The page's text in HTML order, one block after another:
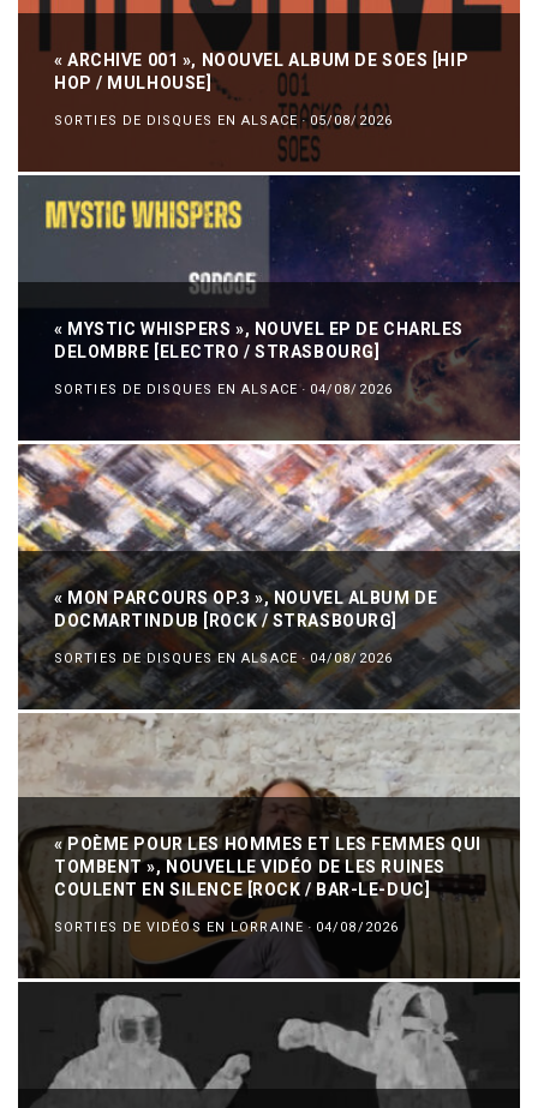
« ARCHIVE 001 », NOOUVEL ALBUM DE SOES [HIP
HOP / MULHOUSE]
SORTIES DE DISQUES EN ALSACE · 05/08/2026
« MYSTIC WHISPERS », NOUVEL EP DE CHARLES
DELOMBRE [ELECTRO / STRASBOURG]
SORTIES DE DISQUES EN ALSACE · 04/08/2026
« MON PARCOURS OP.3 », NOUVEL ALBUM DE
DOCMARTINDUB [ROCK / STRASBOURG]
SORTIES DE DISQUES EN ALSACE · 04/08/2026
« POÈME POUR LES HOMMES ET LES FEMMES QUI
TOMBENT », NOUVELLE VIDÉO DE LES RUINES
COULENT EN SILENCE [ROCK / BAR-LE-DUC]
SORTIES DE VIDÉOS EN LORRAINE · 04/08/2026